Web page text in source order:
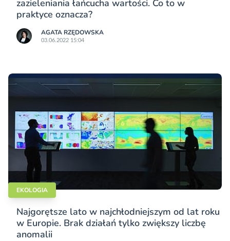
zazieleniania łańcucha wartości. Co to w
praktyce oznacza?
AGATA RZĘDOWSKA
03.06.2022 15:04
EKOLOGIA
Najgorętsze lato w najchłodniejszym od lat roku
w Europie. Brak działań tylko zwiększy liczbę
anomalii